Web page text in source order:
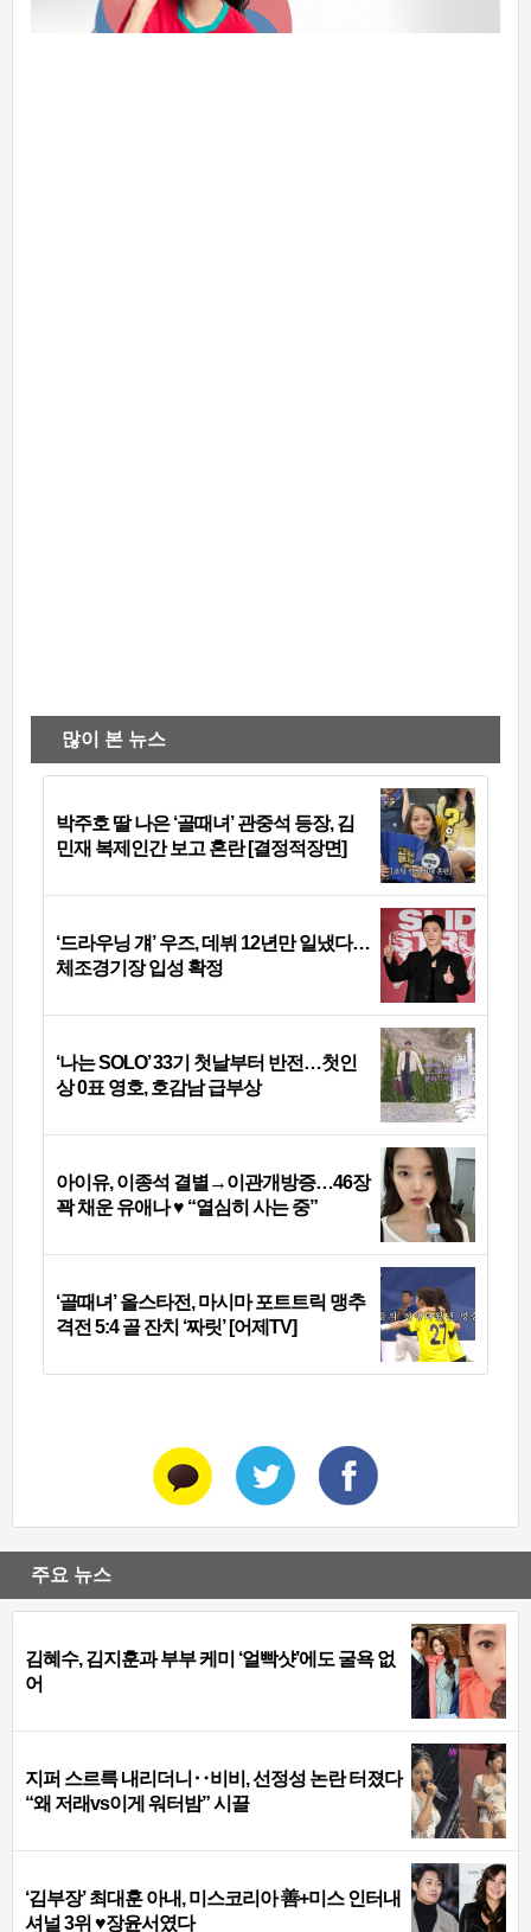
많이 본 뉴스
박주호 딸 나은 ‘골때녀’ 관중석 등장, 김
민재 복제인간 보고 혼란 [결정적장면]
‘드라우닝 걔’ 우즈, 데뷔 12년만 일냈다…
체조경기장 입성 확정
‘나는 SOLO’ 33기 첫날부터 반전…첫인
상 0표 영호, 호감남 급부상
아이유, 이종석 결별→이관개방증…46장
꽉 채운 유애나 ♥ “열심히 사는 중”
‘골때녀’ 올스타전, 마시마 포트트릭 맹추
격전 5:4 골 잔치 ‘짜릿’ [어제TV]
주요 뉴스
김혜수, 김지훈과 부부 케미 ‘얼빡샷’에도 굴욕 없
어
지퍼 스르륵 내리더니‥비비, 선정성 논란 터졌다
“왜 저래vs이게 워터밤” 시끌
‘김부장’ 최대훈 아내, 미스코리아 善+미스 인터내
셔널 3위 ♥장윤서였다